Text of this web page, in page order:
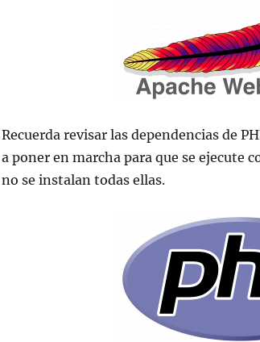
Recuerda revisar las dependencias de
a poner en marcha para que se ejecute
no se instalan todas ellas.